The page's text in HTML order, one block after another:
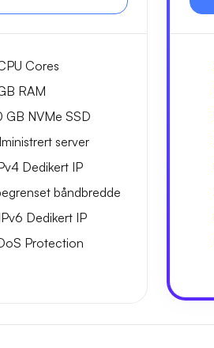
Cores
RAM
GB NVMe SSD
server
Dedikert IP
båndbredde
Dedikert IP
Protection